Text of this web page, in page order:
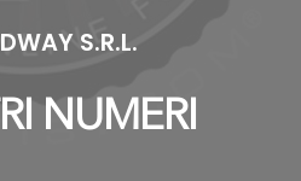
S.R.L.
NUMERI